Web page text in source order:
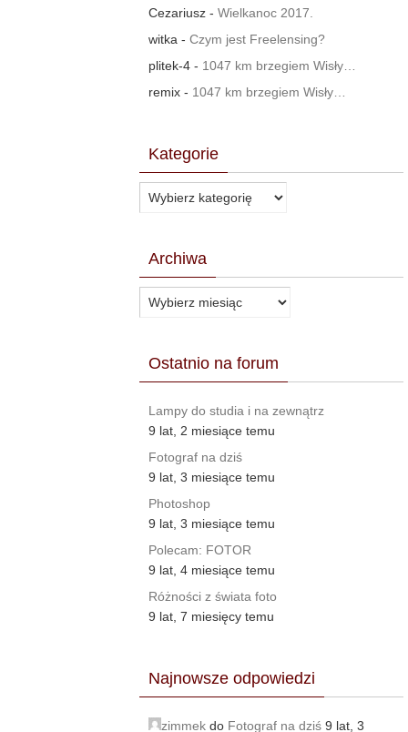
Cezariusz - Wielkanoc 2017.
witka - Czym jest Freelensing?
plitek-4 - 1047 km brzegiem Wisły…
remix - 1047 km brzegiem Wisły…
Kategorie
Kategorie
Archiwa
Archiwa
Ostatnio na forum
Lampy do studia i na zewnątrz
9 lat, 2 miesiące temu
Fotograf na dziś
9 lat, 3 miesiące temu
Photoshop
9 lat, 3 miesiące temu
Polecam: FOTOR
9 lat, 4 miesiące temu
Różności z świata foto
9 lat, 7 miesięcy temu
Najnowsze odpowiedzi
zimmek do Fotograf na dziś 9 lat, 3